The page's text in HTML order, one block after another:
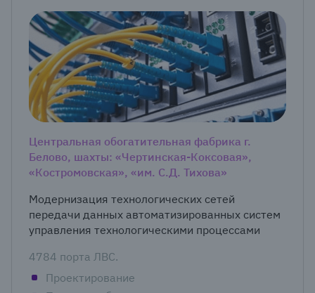
Центральная обогатительная фабрика г.
Белово, шахты: «Чертинская-Коксовая»,
«Костромовская», «им. С.Д. Тихова»
Модернизация технологических сетей
передачи данных автоматизированных систем
управления технологическими процессами
4784 порта ЛВС.
Проектирование